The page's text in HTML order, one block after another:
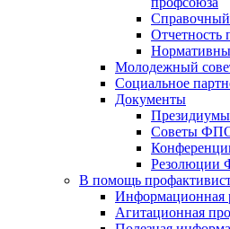
Справочный
Отчетность
Молодежный
Социальное
Документы
Советы
Резолюции
В помощь
Информационная
Агитационная